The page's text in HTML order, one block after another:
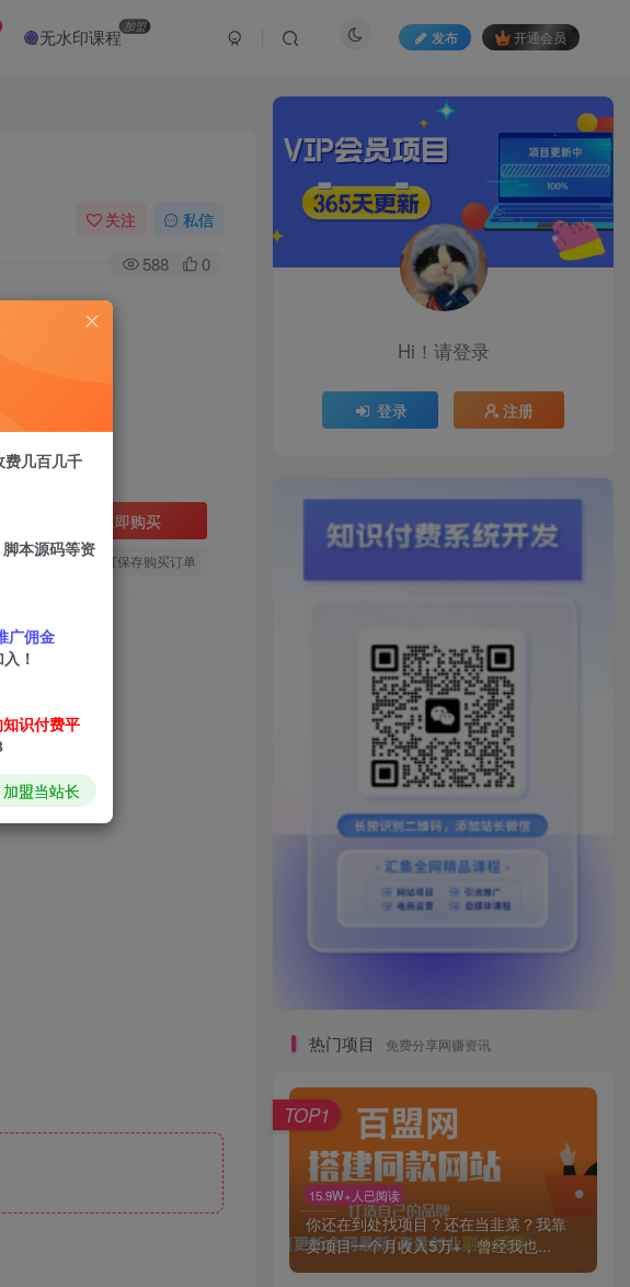
无水印课程 加盟
发布 开通会员
关注 私信
588 0
立即购买
议登陆后购买，可保存购买订单
Hi！请登录
登录 注册
热门项目 免费分享网赚资讯
15.9W+人已阅读
你还在到处找项目？还在当韭菜？我靠
卖项目一个月收入5万+，曾经我也...
TOP1
费几百几千
本源码等资
广佣金
！
识付费平
加盟当站长